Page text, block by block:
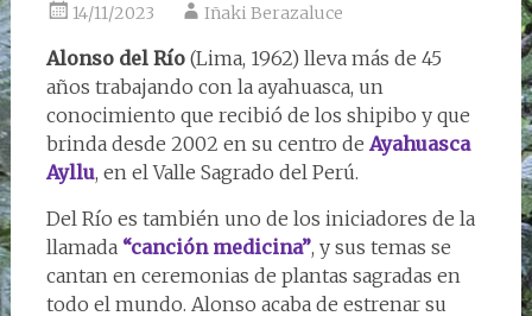
14/11/2023 Iñaki Berazaluce
Alonso del Río (Lima, 1962) lleva más de 45
años trabajando con la ayahuasca, un
conocimiento que recibió de los shipibo y que
brinda desde 2002 en su centro de Ayahuasca
Ayllu, en el Valle Sagrado del Perú.
Del Río es también uno de los iniciadores de la
llamada“canción medicina”, y sus temas se
cantan en ceremonias de plantas sagradas en
todo el mundo. Alonso acaba de estrenar su